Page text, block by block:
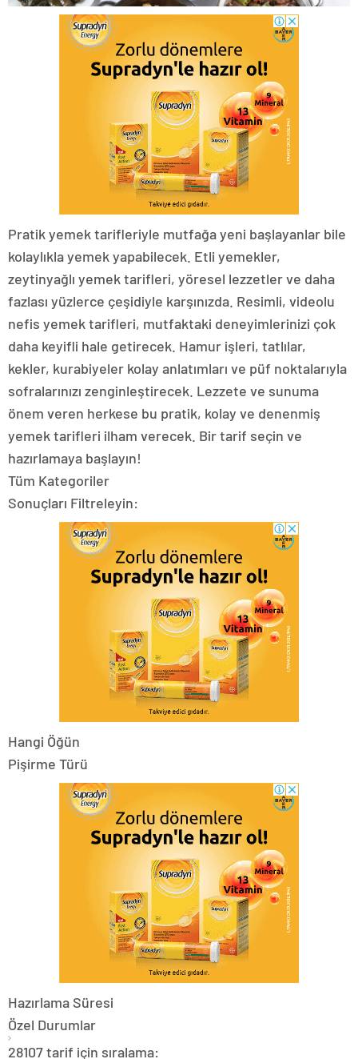
Pratik yemek tarifleriyle mutfağa yeni başlayanlar bile
kolaylıkla yemek yapabilecek. Etli yemekler,
zeytinyağlı yemek tarifleri, yöresel lezzetler ve daha
fazlası yüzlerce çeşidiyle karşınızda. Resimli, videolu
nefis yemek tarifleri, mutfaktaki deneyimlerinizi çok
daha keyifli hale getirecek. Hamur işleri, tatlılar,
kekler, kurabiyeler kolay anlatımları ve püf noktalarıyla
sofralarınızı zenginleştirecek. Lezzete ve sunuma
önem veren herkese bu pratik, kolay ve denenmiş
yemek tarifleri ilham verecek. Bir tarif seçin ve
hazırlamaya başlayın!
Tüm Kategoriler
Sonuçları Filtreleyin:
Hangi Öğün
Pişirme Türü
Hazırlama Süresi
Özel Durumlar
28107 tarif için sıralama: